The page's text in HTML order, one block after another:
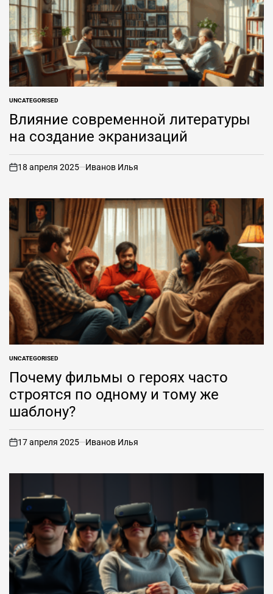
ОПУБЛИКОВАНО
В
UNCATEGORISED
Влияние современной литературы
на создание экранизаций
вкл
18 апреля 2025 Иванов Илья
ОПУБЛИКОВАНО
В
UNCATEGORISED
Почему фильмы о героях часто
строятся по одному и тому же
шаблону?
вкл
17 апреля 2025 Иванов Илья